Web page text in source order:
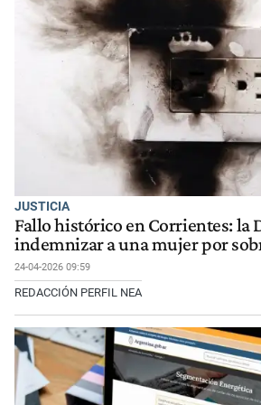
JUSTICIA
Fallo histórico en Corrientes: la
indemnizar a una mujer por
24-04-2026 09:59
REDACCIÓN PERFIL NEA